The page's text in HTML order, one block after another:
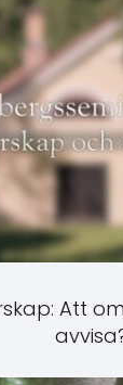
Att